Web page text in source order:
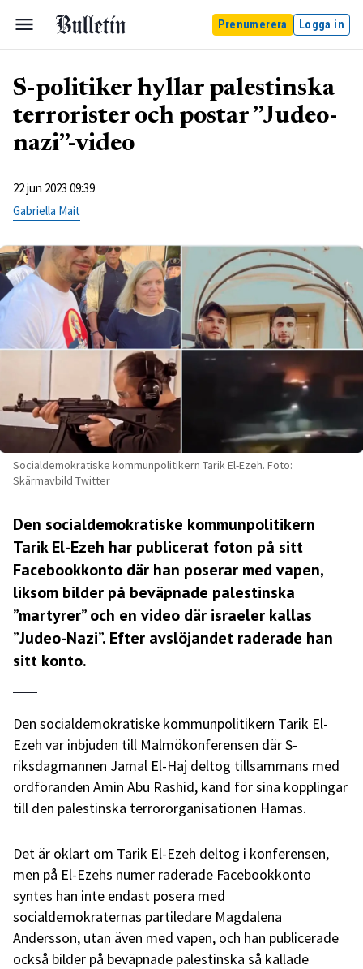
Prenumerera Logga in
S-politiker hyllar palestinska
terrorister och postar ”Judeo-
nazi”-video
22 jun 2023 09:39
Gabriella Mait
Socialdemokratiske kommunpolitikern Tarik El-Ezeh. Foto:
Skärmavbild Twitter
Den socialdemokratiske kommunpolitikern
Tarik El-Ezeh har publicerat foton på sitt
Facebookkonto där han poserar med vapen,
liksom bilder på beväpnade palestinska
”martyrer” och en video där israeler kallas
”Judeo-Nazi”. Efter avslöjandet raderade han
sitt konto.
Den socialdemokratiske kommunpolitikern Tarik El-
Ezeh var inbjuden till Malmökonferensen där S-
riksdagmannen Jamal El-Haj deltog tillsammans med
ordföranden Amin Abu Rashid, känd för sina kopplingar
till den palestinska terrororganisationen Hamas.
Det är oklart om Tarik El-Ezeh deltog i konferensen,
men på El-Ezehs numer raderade Facebookkonto
syntes han inte endast posera med
socialdemokraternas partiledare Magdalena
Andersson, utan även med vapen, och han publicerade
också bilder på beväpnade palestinska så kallade